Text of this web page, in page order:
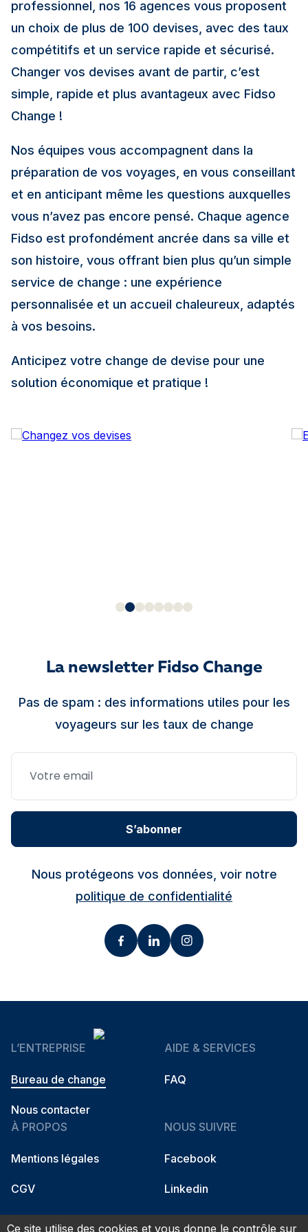
Caen
Fermé – Ouvre à 13:30
31 pl. Saint-Sauveur 14000 Caen
+33 2 31 24 63 32
Fidso Change - Bureau de change
Arcachon
5,0
Fermé – Ouvre à 14:00
179 Bd de la Plage 33120 Arcachon
Fidso Change - Bureau de change
+33 5 57 50 97 14 - +33 7 59 65 19 31
Fidso Change - Bureau de change
1 rue des Francs-Bourgeois 67000
Strasbourg
Mérignac
Fermé – Ouvre à 13:30
41 Av. de la Marne 33700 Mérignac
+33 5 57 95 00 00 - +33 7 75 71 92 50
4,8
professionnel, nos 16 agences vous proposent
un choix de plus de 100 devises, avec des taux
compétitifs et un service rapide et sécurisé.
Changer vos devises avant de partir, c’est
simple, rapide et plus avantageux avec Fidso
Change !
Nos équipes vous accompagnent dans la
préparation de vos voyages, en vous conseillant
et en anticipant même les questions auxquelles
vous n’avez pas encore pensé. Chaque agence
Fidso est profondément ancrée dans sa ville et
son histoire, vous offrant bien plus qu’un simple
service de change : une expérience
personnalisée et un accueil chaleureux, adaptés
à vos besoins.
Anticipez votre change de devise pour une
solution économique et pratique !
La newsletter Fidso Change
Pas de spam : des informations utiles pour les
voyageurs sur les taux de change
S’abonner
Nous protégeons vos données, voir notre
politique de confidentialité
L’ENTREPRISE
Bureau de change
Nous contacter
AIDE & SERVICES
FAQ
À PROPOS
Mentions légales
CGV
NOUS SUIVRE
Facebook
Linkedin
Instagram
Ce site utilise des cookies et vous donne le contrôle sur